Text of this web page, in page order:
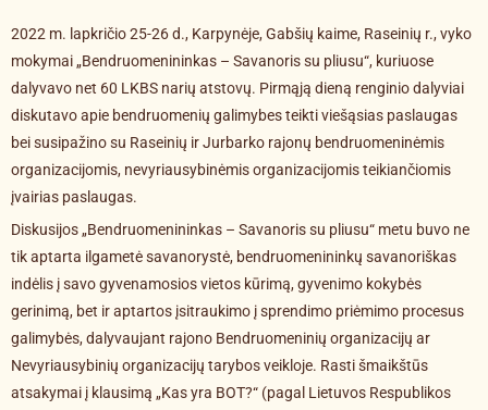
2022 m. lapkričio 25-26 d., Karpynėje, Gabšių kaime, Raseinių r., vyko
mokymai „Bendruomenininkas – Savanoris su pliusu“, kuriuose
dalyvavo net 60 LKBS narių atstovų. Pirmąją dieną renginio dalyviai
diskutavo apie bendruomenių galimybes teikti viešąsias paslaugas
bei susipažino su Raseinių ir Jurbarko rajonų bendruomeninėmis
organizacijomis, nevyriausybinėmis organizacijomis teikiančiomis
įvairias paslaugas.
Diskusijos „Bendruomenininkas – Savanoris su pliusu“ metu buvo ne
tik aptarta ilgametė savanorystė, bendruomenininkų savanoriškas
indėlis į savo gyvenamosios vietos kūrimą, gyvenimo kokybės
gerinimą, bet ir aptartos įsitraukimo į sprendimo priėmimo procesus
galimybės, dalyvaujant rajono Bendruomeninių organizacijų ar
Nevyriausybinių organizacijų tarybos veikloje. Rasti šmaikštūs
atsakymai į klausimą „Kas yra BOT?“ (pagal Lietuvos Respublikos